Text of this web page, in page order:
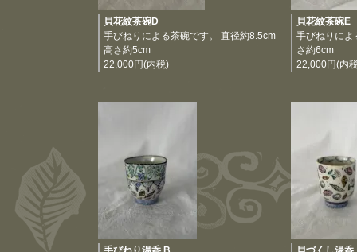
貝花紋茶碗D
手びねりによる茶碗です。 直径約8.5cm
高さ約5cm
22,000円(内税)
貝花紋茶碗E
手びねりによ
さ約6cm
22,000円(内